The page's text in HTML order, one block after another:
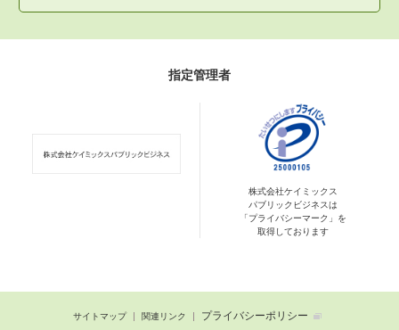
指定管理者
株式会社ケイミックス
パブリックビジネスは
「プライバシーマーク」を
取得しております
サイトマップ 関連リンク プライバシーポリシー